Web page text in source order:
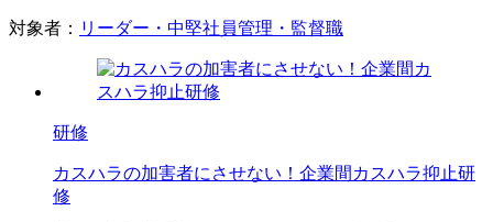
対象者： リーダー・中堅社員管理・監督職
研修
カスハラの加害者にさせない！企業間カスハラ抑止研
修